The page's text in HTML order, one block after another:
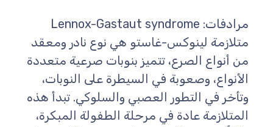
مرادفات: Lennox-Gastaut syndrome
متلازمة لينوكس-غاستو هي نوع نادر ومعقد
من أنواع الصرع، تتميز بنوبات صرعية متعددة
الأنواع، وصعوبة في السيطرة على النوبات،
وتأخر في التطور العصبي والسلوكي. تبدأ هذه
المتلازمة عادة في مرحلة الطفولة المبكرة،